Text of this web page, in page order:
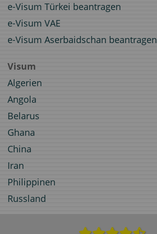
e-Visum Türkei beantragen
e-Visum VAE
e-Visum Aserbaidschan beantragen
Visum
Algerien
Angola
Belarus
Ghana
China
Iran
Philippinen
Russland